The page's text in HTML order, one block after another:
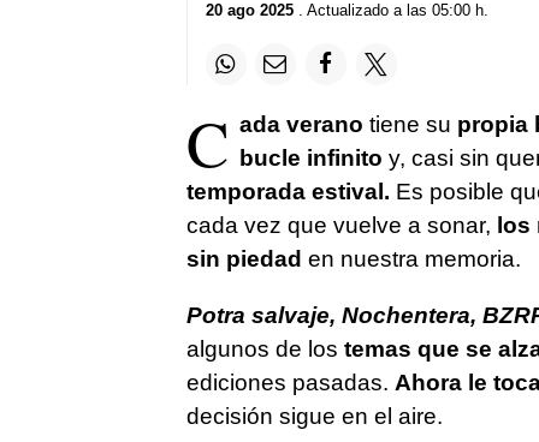
20 ago 2025. Actualizado a las 05:00 h.
C ada verano tiene su propia
bucle infinito y, casi sin
temporada estival. Es posible
cada vez que vuelve a sonar, los
sin piedad en nuestra memoria.
Potra salvaje, Nochentera,
algunos de los temas que se
ediciones pasadas. Ahora le
decisión sigue en el aire.